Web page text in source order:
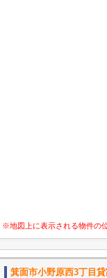
※地図上に表示される物件の
箕面市小野原西3丁目